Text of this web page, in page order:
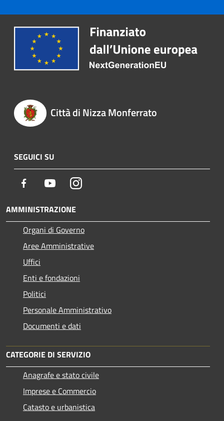
Città di Nizza Monferrato
SEGUICI SU
Facebook YoutubeInstagram
AMMINISTRAZIONE
Organi di Governo
Aree Amministrative
Uffici
Enti e fondazioni
Politici
Personale Amministrativo
Documenti e dati
CATEGORIE DI SERVIZIO
Anagrafe e stato civile
Imprese e Commercio
Catasto e urbanistica